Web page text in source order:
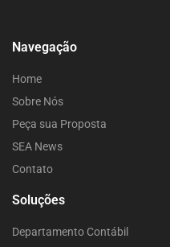
Navegação
Home
Sobre Nós
Peça sua Proposta
SEA News
Contato
Soluções
Departamento Contábil